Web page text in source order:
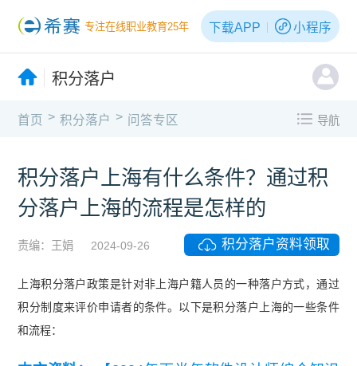
专注在线职业教育25年 下载APP 小程序
积分落户
首页 > 积分落户 > 问答专区 导航
积分落户上海有什么条件？通过积
分落户上海的流程是怎样的
责编：王娟 2024-09-26 积分落户资料领取
上海积分落户政策是针对非上海户籍人员的一种落户方式，通过
积分制度来评价申请者的条件。以下是积分落户上海的一些条件
和流程：